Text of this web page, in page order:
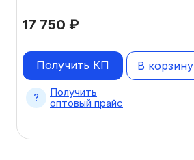
17 750 ₽
В корзину
Получить КП
Получить
оптовый прайс